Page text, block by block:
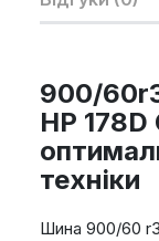
900/
HP 178D
техніки
Шина 900/60